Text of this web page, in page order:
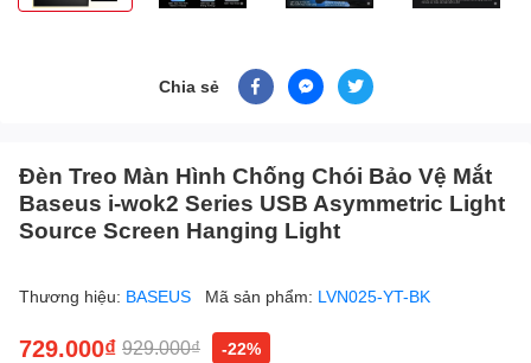
Chia sẻ
Đèn Treo Màn Hình Chống Chói Bảo Vệ Mắt
Baseus i-wok2 Series USB Asymmetric Light
Source Screen Hanging Light
Thương hiệu: BASEUS Mã sản phẩm: LVN025-YT-BK
729.000₫ 929.000₫
-22%